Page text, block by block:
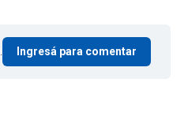
Ingresá para comentar